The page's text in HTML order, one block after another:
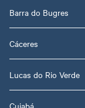
Barra do Bugres
Cáceres
Lucas do Rio Verde